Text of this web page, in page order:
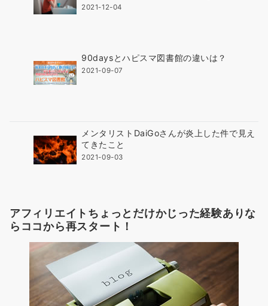
2021-12-04
90daysとハピスマ図書館の違いは？
2021-09-07
メンタリストDaiGoさんが炎上した件で見え
てきたこと
2021-09-03
アフィリエイトちょっとだけかじった経験ありな
らココから再スタート！